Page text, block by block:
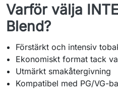
Varför välja
Blend?
Förstärkt och intensiv
Ekonomiskt format tack
Utmärkt smakåtergivning
Kompatibel med PG/VG-